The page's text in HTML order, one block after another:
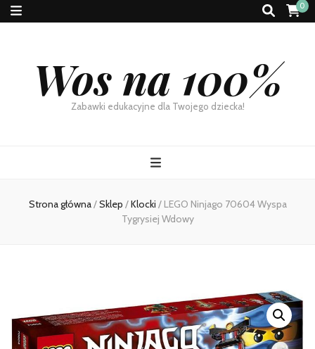
0
Wos na 100%
Zabawki edukacyjne dla Twojego dziecka!
Strona główna/Sklep /Klocki / LEGO Ninjago 70604 Wyspa
Tygrysiej Wdowy